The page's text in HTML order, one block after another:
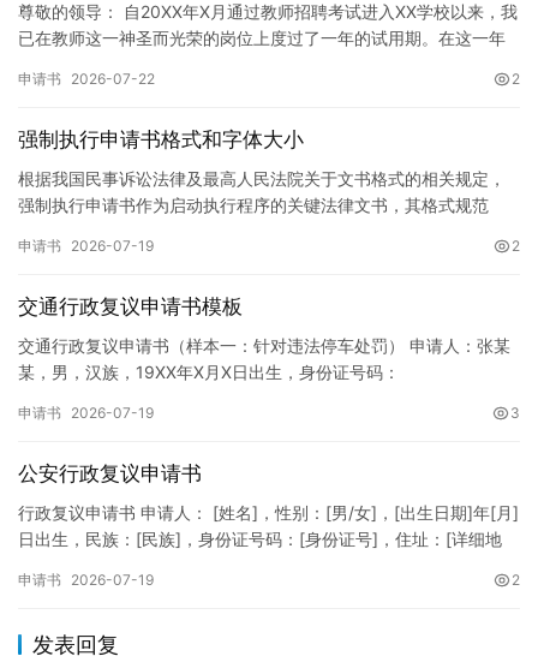
尊敬的领导： 自20XX年X月通过教师招聘考试进入XX学校以来，我
已在教师这一神圣而光荣的岗位上度过了一年的试用期。在这一年
申请书 2026-07-22 2
强制执行申请书格式和字体大小
根据我国民事诉讼法律及最高人民法院关于文书格式的相关规定，
强制执行申请书作为启动执行程序的关键法律文书，其格式规范
纸张与…
申请书 2026-07-19 2
交通行政复议申请书模板
交通行政复议申请书（样本一：针对违法停车处罚） 申请人：张某
某，男，汉族，19XX年X月X日出生，身份证号码：
申请书 2026-07-19 3
公安行政复议申请书
行政复议申请书 申请人： [姓名]，性别：[男/女]，[出生日期]年[月]
日出生，民族：[民族]，身份证号码：[身份证号]，住址：[详细地
申请书 2026-07-19 2
发表回复